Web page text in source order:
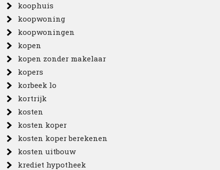
koophuis
koopwoning
koopwoningen
kopen
kopen zonder makelaar
kopers
korbeek lo
kortrijk
kosten
kosten koper
kosten koper berekenen
kosten uitbouw
krediet hypotheek